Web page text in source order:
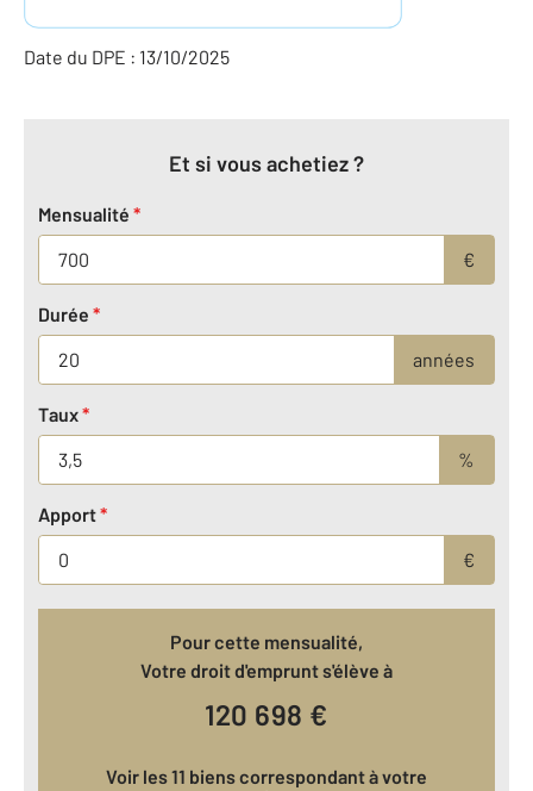
Date du DPE : 13/10/2025
Et si vous achetiez ?
Mensualité *
€
Durée *
années
Taux*
%
Apport*
€
Pour cette mensualité,
Votre droit d'emprunt s'élève à
120 698 €
Voir les 11 biens correspondant à votre